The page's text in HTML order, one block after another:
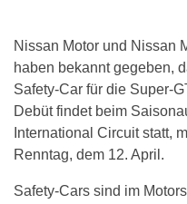
Nissan Motor und Nissan
haben bekannt gegeben,
Safety-Car für die Super-
Debüt findet beim
International Circuit statt,
Renntag, dem 12. April.
Safety-Cars sind im